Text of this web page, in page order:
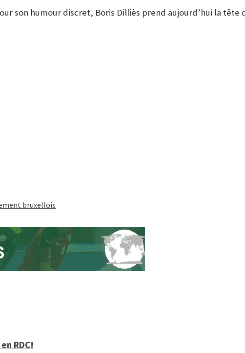
son humour discret, Boris Dilliès prend aujourd’hui la tête
bruxellois
RDC!